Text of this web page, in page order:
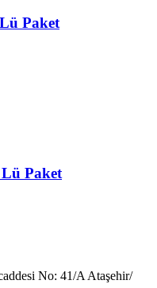
Paket
Paket
No: 41/A Ataşehir/